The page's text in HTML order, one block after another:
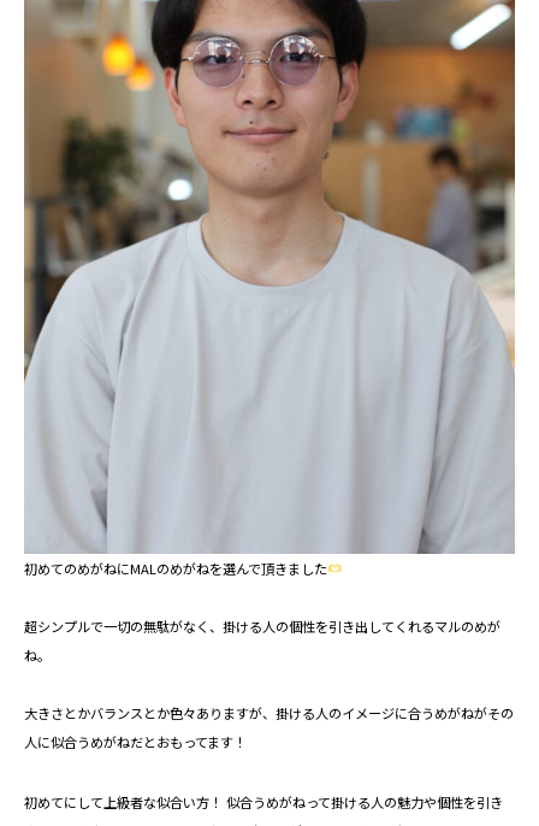
初めてのめがねにMALのめがねを選んで頂きました
超シンプルで一切の無駄がなく、掛ける人の個性を引き出してくれるマルのめが
ね。⁡
大きさとかバランスとか色々ありますが、掛ける人のイメージに合うめがねがその
人に似合うめがねだとおもってます！
初めてにして上級者な似合い方！ 似合うめがねって掛ける人の魅力や個性を引き